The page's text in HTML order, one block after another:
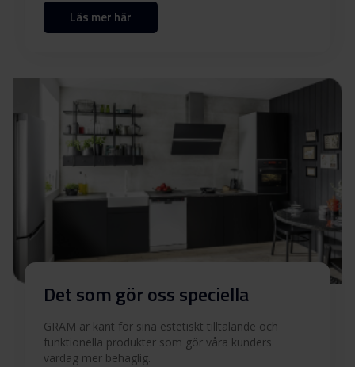
Läs mer här
Det som gör oss speciella
GRAM är känt för sina estetiskt tilltalande och
funktionella produkter som gör våra kunders
vardag mer behaglig.